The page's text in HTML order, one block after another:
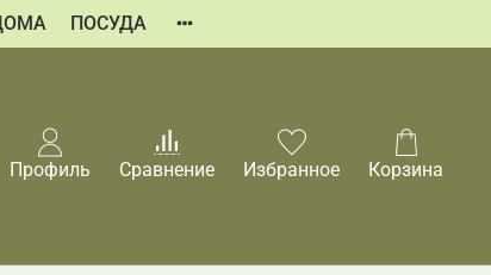
ПОСУДА
Профиль Сравнение Избранное Корзина